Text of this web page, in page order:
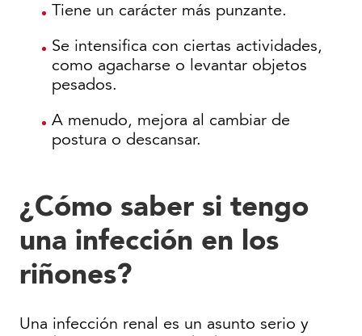
Tiene un carácter más punzante.
Se intensifica con ciertas actividades,
como agacharse o levantar objetos
pesados.
A menudo, mejora al cambiar de
postura o descansar.
¿Cómo saber si tengo
una infección en los
riñones?
Una infección renal es un asunto serio y